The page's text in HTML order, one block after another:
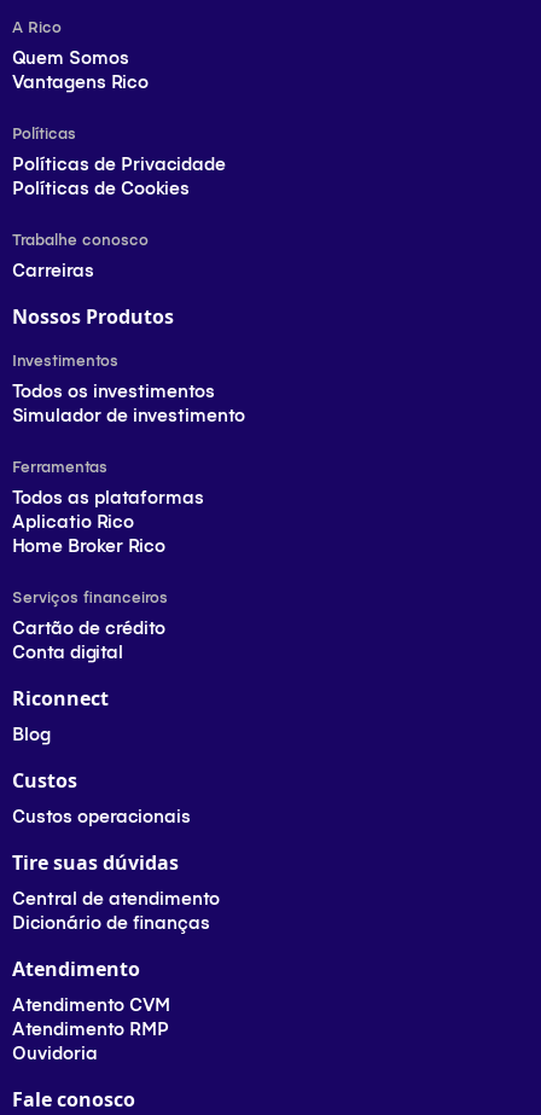
A Rico
Quem Somos
Vantagens Rico
Políticas
Políticas de Privacidade
Políticas de Cookies
Trabalhe conosco
Carreiras
Nossos Produtos
Investimentos
Todos os investimentos
Simulador de investimento
Ferramentas
Todos as plataformas
Aplicatio Rico
Home Broker Rico
Serviços financeiros
Cartão de crédito
Conta digital
Riconnect
Blog
Custos
Custos operacionais
Tire suas dúvidas
Central de atendimento
Dicionário de finanças
Atendimento
Atendimento CVM
Atendimento RMP
Ouvidoria
Fale conosco